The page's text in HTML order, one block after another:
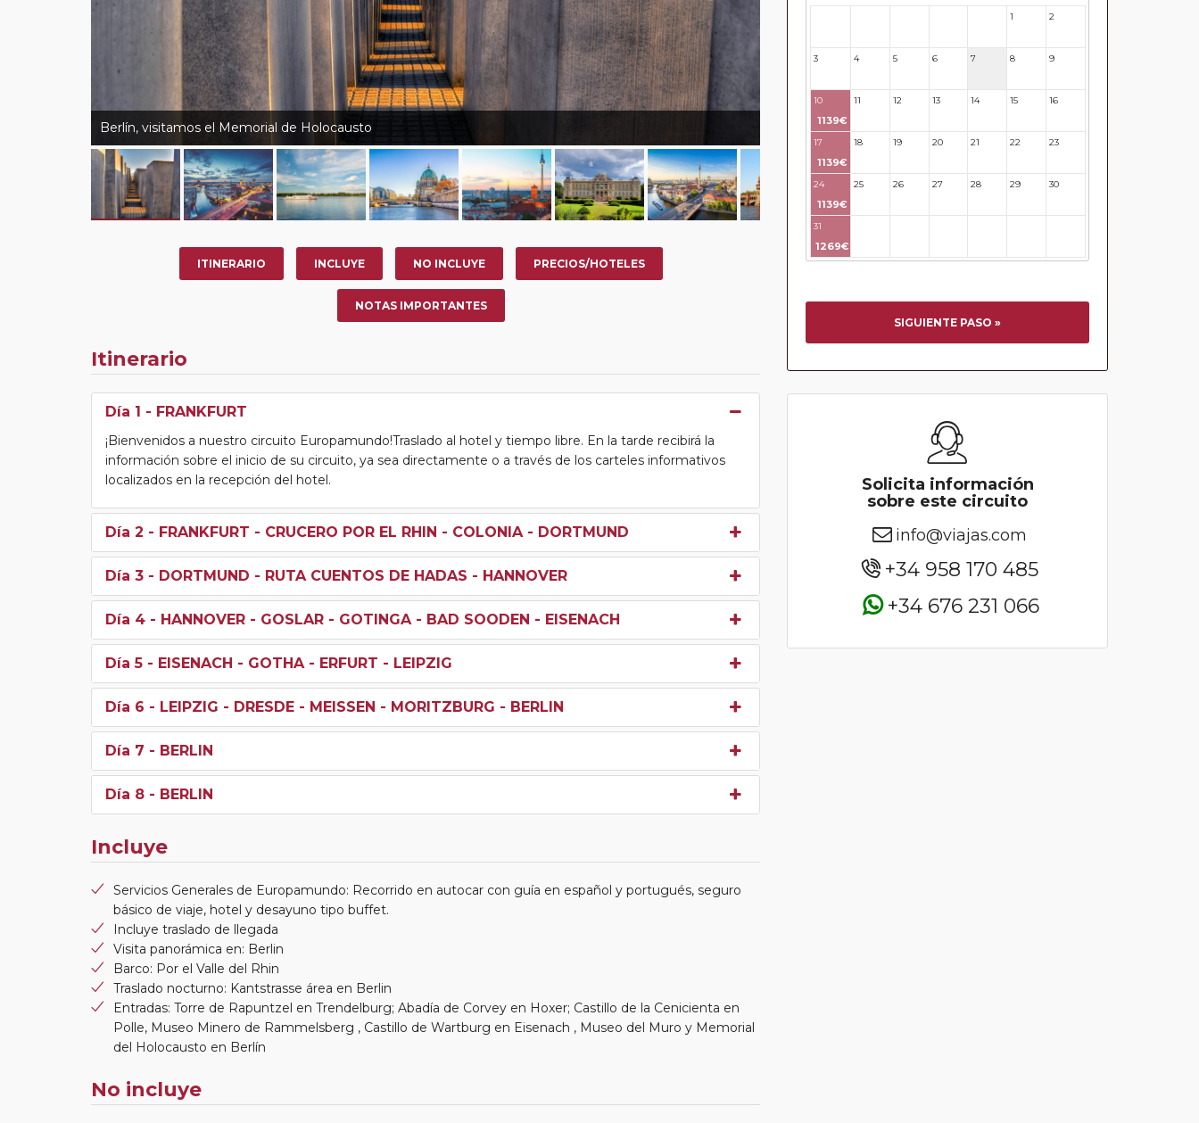
Berlín, visitamos el Memorial de Holocausto
ITINERARIO INCLUYE NO INCLUYE PRECIOS/HOTELES
NOTAS IMPORTANTES
Itinerario
Día 1 - FRANKFURT
¡Bienvenidos a nuestro circuito Europamundo!Traslado al hotel y tiempo libre. En la tarde recibirá la
información sobre el inicio de su circuito, ya sea directamente o a través de los carteles informativos
localizados en la recepción del hotel.
Día 2 - FRANKFURT - CRUCERO POR EL RHIN - COLONIA - DORTMUND
Día 3 - DORTMUND - RUTA CUENTOS DE HADAS - HANNOVER
Día 4 - HANNOVER - GOSLAR - GOTINGA - BAD SOODEN - EISENACH
Día 5 - EISENACH - GOTHA - ERFURT - LEIPZIG
Día 6 - LEIPZIG - DRESDE - MEISSEN - MORITZBURG - BERLIN
Día 7 - BERLIN
Día 8 - BERLIN
Incluye
Servicios Generales de Europamundo: Recorrido en autocar con guía en español y portugués, seguro
básico de viaje, hotel y desayuno tipo buffet.
Incluye traslado de llegada
Visita panorámica en: Berlin
Barco: Por el Valle del Rhin
Traslado nocturno: Kantstrasse área en Berlin
Entradas: Torre de Rapuntzel en Trendelburg; Abadía de Corvey en Hoxer; Castillo de la Cenicienta en
Polle, Museo Minero de Rammelsberg , Castillo de Wartburg en Eisenach , Museo del Muro y Memorial
del Holocausto en Berlín
No incluye
1 2
3 4 5 6 7 8 9
10
1139€
11 12 13 14 15 16
17
1139€
18 19 20 21 22 23
24
1139€
25 26 27 28 29 30
31
1269€
SIGUIENTE PASO »
Solicita información
sobre este circuito
info@viajas.com
+34 958 170 485
+34 676 231 066